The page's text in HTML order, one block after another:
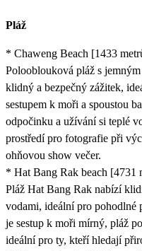
Pláž
* Chaweng Beach [1433
Polooblouková pláž s
klidný a bezpečný zážitek,
sestupem k moři a spoustou
odpočinku a užívání si teplé
prostředí pro fotografie při
ohňovou show večer.
* Hat Bang Rak beach [4731
Pláž Hat Bang Rak nabízí
vodami, ideální pro pohodlné
je sestup k moři mírný, pláž
ideální pro ty, kteří hledají